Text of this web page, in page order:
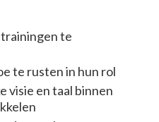
te
te rusten in hun rol
visie en taal binnen